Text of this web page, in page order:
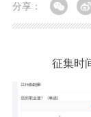
分享：
征集时